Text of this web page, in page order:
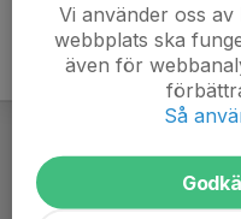
Vi använder oss
webbplats ska
även för
Så